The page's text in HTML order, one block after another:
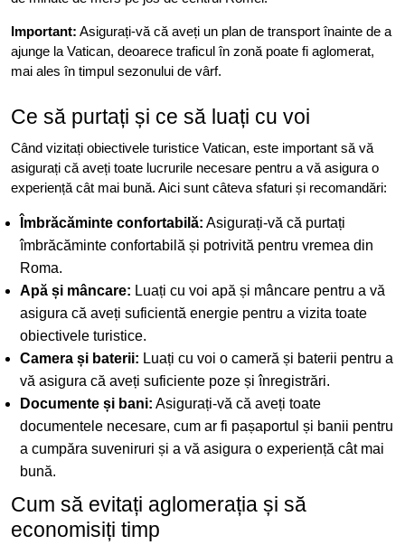
Important: Asigurați-vă că aveți un plan de transport înainte de a
ajunge la Vatican, deoarece traficul în zonă poate fi aglomerat,
mai ales în timpul sezonului de vârf.
Ce să purtați și ce să luați cu voi
Când vizitați obiectivele turistice Vatican, este important să vă
asigurați că aveți toate lucrurile necesare pentru a vă asigura o
experiență cât mai bună. Aici sunt câteva sfaturi și recomandări:
Îmbrăcăminte confortabilă: Asigurați-vă că purtați
îmbrăcăminte confortabilă și potrivită pentru vremea din
Roma.
Apă și mâncare: Luați cu voi apă și mâncare pentru a vă
asigura că aveți suficientă energie pentru a vizita toate
obiectivele turistice.
Camera și baterii: Luați cu voi o cameră și baterii pentru a
vă asigura că aveți suficiente poze și înregistrări.
Documente și bani: Asigurați-vă că aveți toate
documentele necesare, cum ar fi pașaportul și banii pentru
a cumpăra suveniruri și a vă asigura o experiență cât mai
bună.
Cum să evitați aglomerația și să
economisiți timp